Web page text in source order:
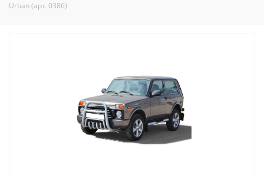
Urban (арт. 0386)